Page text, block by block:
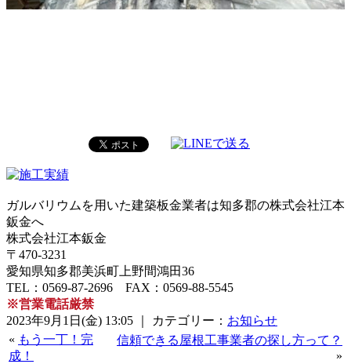
ガルバリウムを用いた建築板金業者は知多郡の株式会社江本
鈑金へ
株式会社江本鈑金
〒470-3231
愛知県知多郡美浜町上野間鴻田36
TEL：0569-87-2696 FAX：0569-88-5545
※営業電話厳禁
2023年9月1日(金) 13:05 ｜ カテゴリー： お知らせ
« もう一丁！完
成！
信頼できる屋根工事業者の探し方って？
»